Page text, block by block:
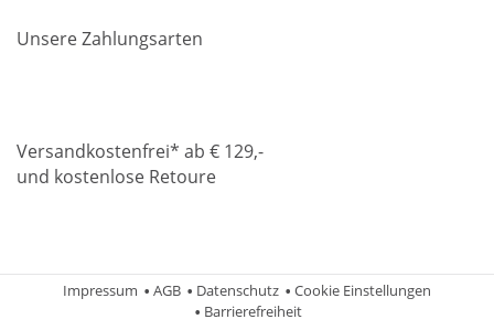
Unsere Zahlungsarten
Versandkostenfrei* ab € 129,-
und kostenlose Retoure
Impressum AGB Datenschutz
Cookie Einstellungen
Barrierefreiheit